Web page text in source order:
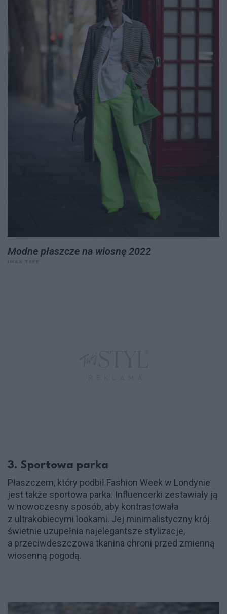
Modne płaszcze na wiosnę 2022
3. Sportowa parka
Płaszczem, który podbił Fashion Week w Londynie
jest także sportowa parka. Influencerki zestawiały ją
w nowoczesny sposób, aby kontrastowała
z ultrakobiecymi lookami. Jej minimalistyczny krój
świetnie uzupełnia najelegantsze stylizacje,
a przeciwdeszczowa tkanina chroni przed zmienną
wiosenną pogodą.